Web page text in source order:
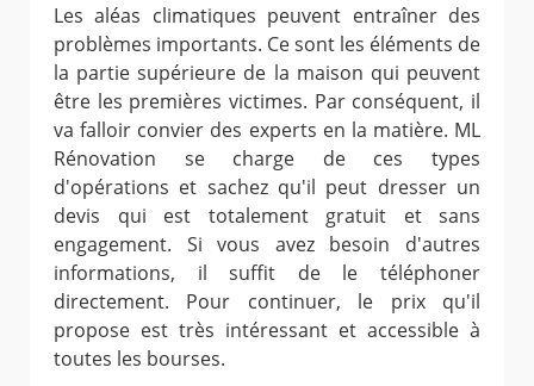
Les aléas climatiques peuvent entraîner des
problèmes importants. Ce sont les éléments de
la partie supérieure de la maison qui peuvent
être les premières victimes. Par conséquent, il
va falloir convier des experts en la matière. ML
Rénovation se charge de ces types
d'opérations et sachez qu'il peut dresser un
devis qui est totalement gratuit et sans
engagement. Si vous avez besoin d'autres
informations, il suffit de le téléphoner
directement. Pour continuer, le prix qu'il
propose est très intéressant et accessible à
toutes les bourses.